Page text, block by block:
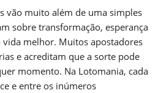
vão muito além de uma simples
sobre transformação, esperança
melhor. Muitos apostadores
e acreditam que a sorte pode
momento. Na Lotomania, cada
e entre os inúmeros